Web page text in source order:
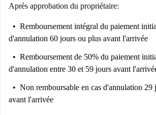
Après approbation du propriétaire:
Remboursement intégral du paiement
d'annulation 60 jours ou plus avant l'arrivée
Remboursement de 50% du paiement
d'annulation entre 30 et 59 jours avant
Non remboursable en cas d'annulation 29
avant l'arrivée